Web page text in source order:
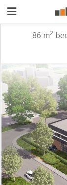
aanbieden
Pand
zoeken
Waarom
adverteren
Premium
adverteren
Blog
Registreren
86 m2